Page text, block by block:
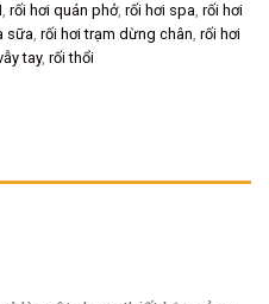
rối hơi quán phở, rối hơi spa rối hơi
sữa rối hơi trạm dừng chân rối hơi
tay, rối thổi